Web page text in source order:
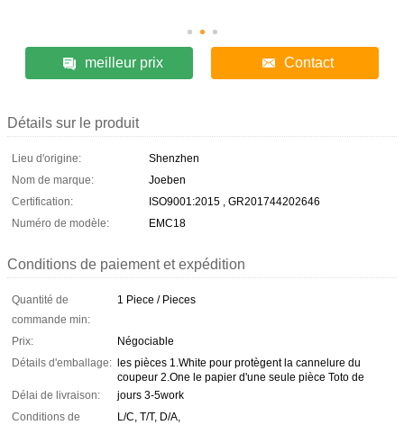
meilleur prix Contact
Détails sur le produit
Lieu d'origine:
Shenzhen
Nom de marque:
Joeben
Certification:
ISO9001:2015 , GR201744202646
Numéro de modèle:
EMC18
Conditions de paiement et expédition
Quantité de
commande min:
1 Piece / Pieces
Prix:
Négociable
Détails d'emballage: les pièces 1.White pour protègent la cannelure du
coupeur 2.One le papier d'une seule pièce Toto de
Délai de livraison:
jours 3-5work
Conditions de
L/C, T/T, D/A,